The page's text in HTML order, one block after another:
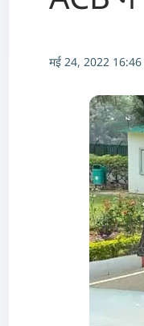
मई 24, 2022 16:46